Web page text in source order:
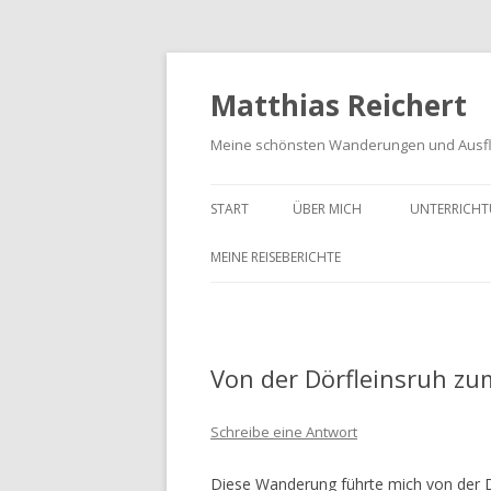
Matthias Reichert
Meine schönsten Wanderungen und
START ÜBER MICH
MEINE REISEBERICHTE
2018
Von der Dörfleinsruh
Schreibe eine Antwort
Diese Wanderung führte mich von der